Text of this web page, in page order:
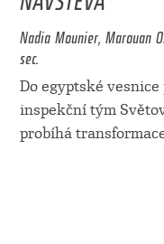
Nadia Mounier, Marouan
sec.
Do egyptské
inspekční tým
probíhá